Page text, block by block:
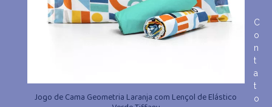
Jogo de Cama Geometria Laranja com Lençol de Elástico
C
o
n
t
a
t
o